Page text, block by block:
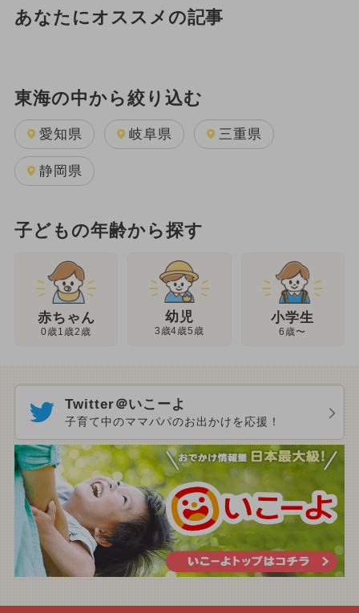
あなたにオススメの記事
東海の中から絞り込む
愛知県 岐阜県 三重県
静岡県
子どもの年齢から探す
赤ちゃん
0歳1歳2歳
幼児
3歳4歳5歳
小学生
6歳〜
Twitter＠いこーよ
子育て中のママパパのお出かけを応援！